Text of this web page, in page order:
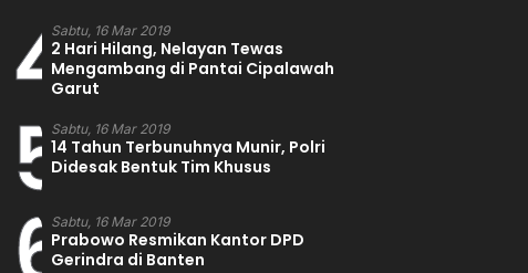
4Sabtu, 16 Mar 2019
2 Hari Hilang, Nelayan Tewas
Mengambang di Pantai Cipalawah
Garut
5Sabtu, 16 Mar 2019
14 Tahun Terbunuhnya Munir, Polri
Didesak Bentuk Tim Khusus
Sabtu, 16 Mar 2019
Prabowo Resmikan Kantor DPD
Gerindra di Banten